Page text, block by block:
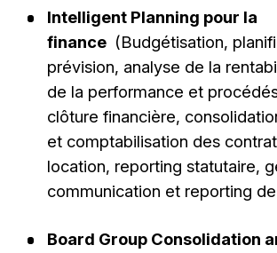
Intelligent Planning pour la
finance (Budgétisation,
prévision, analyse de la
de la performance et
clôture financière,
et comptabilisation des
location, reporting statutaire,
communication et reporting
Board Group Consolidation